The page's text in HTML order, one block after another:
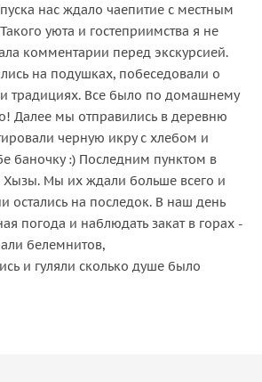
нас ждало чаепитие с местным
уюта и гостеприимства я не
комментарии перед экскурсией.
на подушках, побеседовали о
и традициях. Все было по домашнему
Далее мы отправились в деревню
черную икру с хлебом и
баночку :) Последним пунктом в
Мы их ждали больше всего и
остались на последок. В наш день
погода и наблюдать закат в горах -
белемнитов,
и гуляли сколько душе было